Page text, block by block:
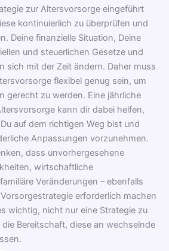
zur Altersvorsorge eingeführt
kontinuierlich zu überprüfen und
Deine finanzielle Situation, Deine
und steuerlichen Gesetze und
sich mit der Zeit ändern. Daher muss
flexibel genug sein, um
gerecht zu werden. Eine jährliche
kann dir dabei helfen,
auf dem richtigen Weg bist und
Anpassungen vorzunehmen.
dass unvorhergesehene
wirtschaftliche
Veränderungen – ebenfalls
erforderlich machen
wichtig, nicht nur eine Strategie zu
Bereitschaft, diese an wechselnde